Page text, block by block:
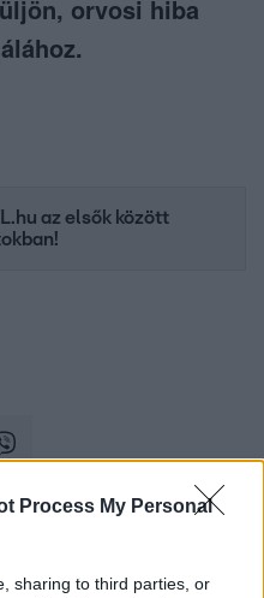
Process My Personal
sharing to third parties, or
orvosi hiba
az elsők között